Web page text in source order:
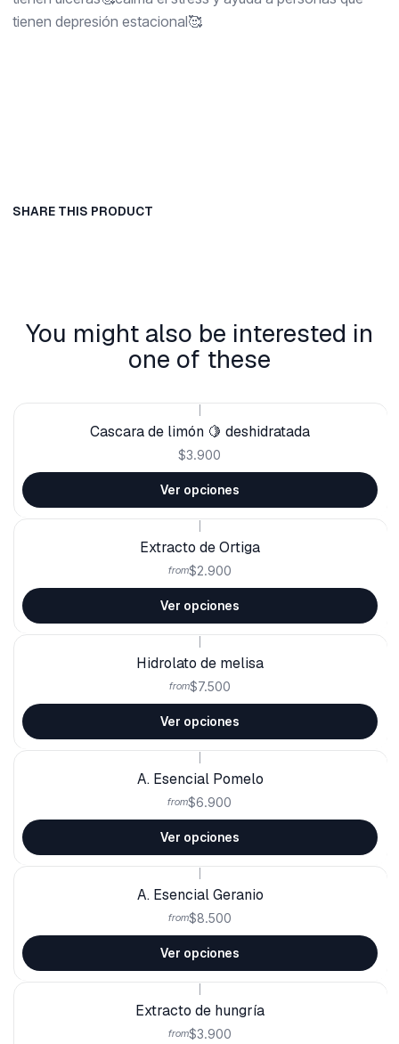
tienen depresión estacional🥰
SHARE THIS PRODUCT
You might also be interested in
one of these
Cascara de limón 🍋 deshidratada
$3.900
Ver opciones
Extracto de Ortiga
from$2.900
Ver opciones
Hidrolato de melisa
from$7.500
Ver opciones
A. Esencial Pomelo
from$6.900
Ver opciones
A. Esencial Geranio
from$8.500
Ver opciones
Extracto de hungría
from$3.900